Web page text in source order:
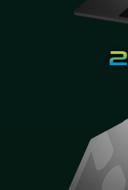
2